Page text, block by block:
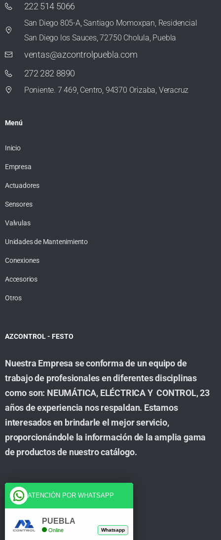
222 514 5066
San Diego 805-A, Santiago Momoxpan, Residencial
San Diego los Sauces, 72750 Cholula, Puebla
ventas@azcontrolpuebla.com
272 282 8890
Poniente. 7 469, Centro, 94370 Orizaba, Veracruz
Menú
Inicio
Empresa
Actuadores
Sensores
Valvulas
Unidades de Mantenimiento
Conexiones
Accesorios
Otros
AZCONTROL - FESTO
Nuestra Empresa se conforma de un equipo de
trabajo de profesionales en diferentes disciplinas
como son: NEUMÁTICA, ELÉCTRICA Y CONTROL, 23
años de experiencia nos respaldan. Estamos
interesados en brindarle el mejor servicio,
proporcionándole la información de la amplia gama
de productos de nuestro catálogo.
Cuenta
Tienda
ATENCIÓN POR WHATSAPP
PUEBLA
Online Whatsapp